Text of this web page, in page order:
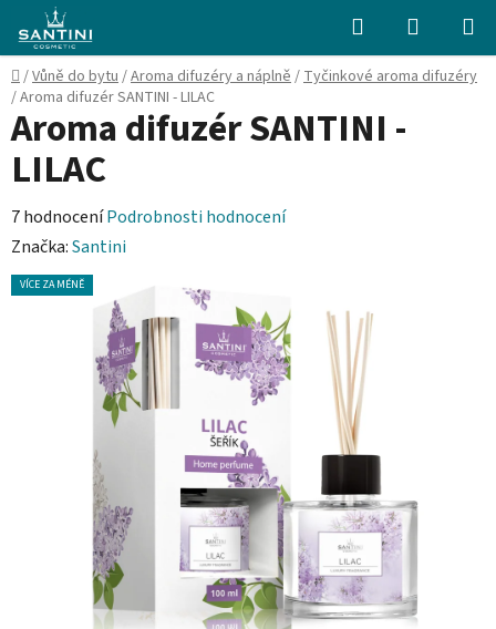
obsah
Hledat
KOŠÍK
Domů
/Vůně do bytu/Aroma difuzéry a náplně/Tyčinkové aroma difuzéry
/Aroma difuzér SANTINI - LILAC
Aroma difuzér SANTINI -
LILAC
Průměrné
hodnocení
produktu
7 hodnoceníPodrobnosti hodnocení
Značka:Santini
VÍCE ZA MÉNĚ